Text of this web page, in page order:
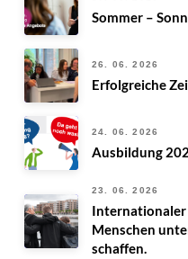
Sommer –
26. 06. 2026
Erfolgreiche
24. 06. 2026
Ausbildung
23. 06. 2026
Internationaler
Menschen
schaffen.